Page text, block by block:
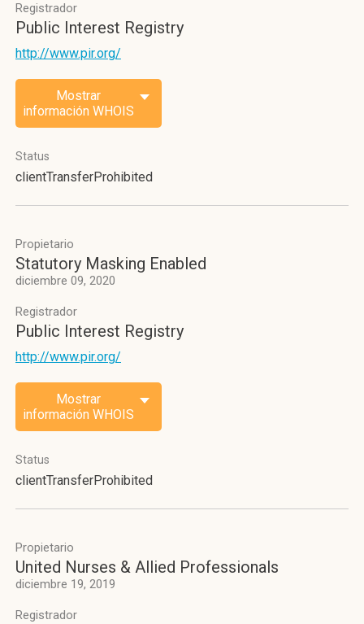
Registrador
Public Interest Registry
http://www.pir.org/
Mostrar
información WHOIS
Status
clientTransferProhibited
Propietario
Statutory Masking Enabled
diciembre 09, 2020
Registrador
Public Interest Registry
http://www.pir.org/
Mostrar
información WHOIS
Status
clientTransferProhibited
Propietario
United Nurses & Allied Professionals
diciembre 19, 2019
Registrador